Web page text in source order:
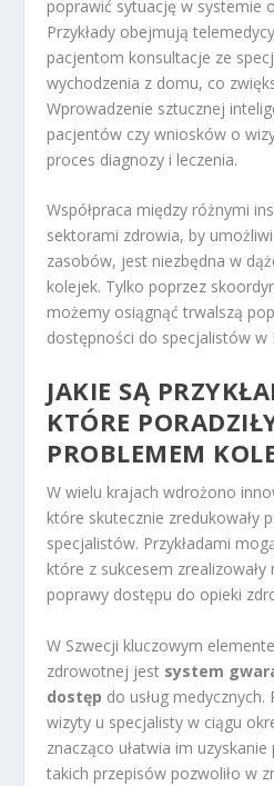
poprawić sytuację w systemie
Przykłady obejmują
pacjentom konsultacje ze
wychodzenia z domu, co
Wprowadzenie sztucznej
pacjentów czy wniosków o
proces diagnozy i leczenia.
Współpraca między różnymi
sektorami zdrowia, by
zasobów, jest niezbędna w
kolejek. Tylko poprzez
możemy osiągnąć trwalszą
dostępności do specjalistów w
JAKIE SĄ
KTÓRE
PROBLEMEM
W wielu krajach wdrożono
które skutecznie zredukowały
specjalistów. Przykładami
które z sukcesem
poprawy dostępu do opieki
W Szwecji kluczowym
zdrowotnej jest system
dostęp do usług
wizyty u specjalisty w ciągu
znacząco ułatwia im
takich przepisów pozwoliło w